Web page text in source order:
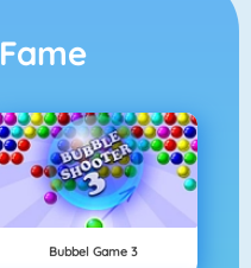
Fame
Bubbel Game 3